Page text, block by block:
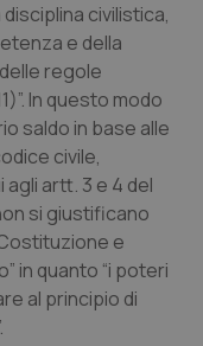
disciplina civilistica,
e della
regole
In questo modo
saldo in base alle
civile,
agli artt. 3 e 4 del
si giustificano
e
in quanto “i poteri
al principio di